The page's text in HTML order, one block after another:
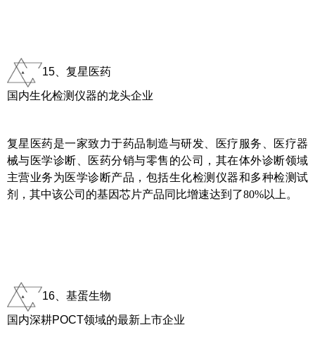
15、复星医药
国内生化检测仪器的龙头企业
复星医药是一家致力于药品制造与研发、医疗服务、医疗器
械与医学诊断、医药分销与零售的公司，其在体外诊断领域
主营业务为医学诊断产品，包括生化检测仪器和多种检测试
剂，其中该公司的基因芯片产品同比增速达到了80%以上。
16、基蛋生物
国内深耕POCT领域的最新上市企业